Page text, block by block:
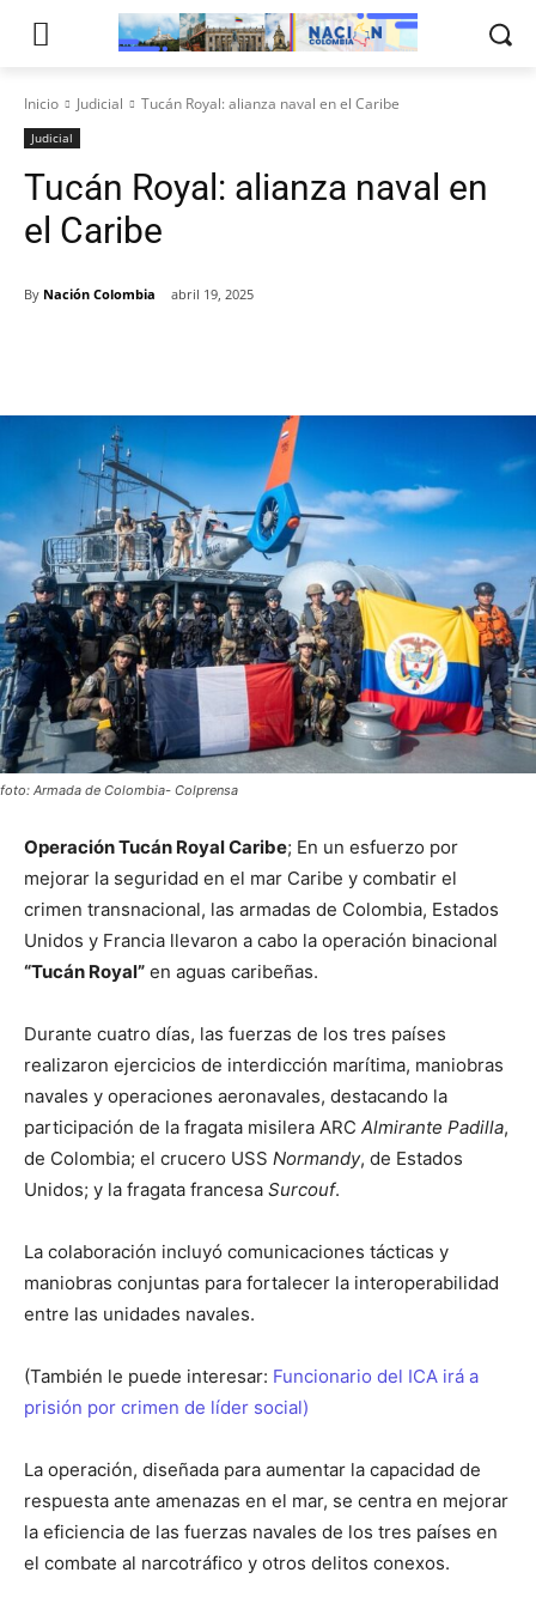
Inicio Judicial Tucán Royal: alianza naval en el Caribe
Judicial
Tucán Royal: alianza naval en
el Caribe
By Nación Colombia abril 19, 2025
foto: Armada de Colombia- Colprensa
Operación Tucán Royal Caribe; En un esfuerzo por
mejorar la seguridad en el mar Caribe y combatir el
crimen transnacional, las armadas de Colombia, Estados
Unidos y Francia llevaron a cabo la operación binacional
“Tucán Royal” en aguas caribeñas.
Durante cuatro días, las fuerzas de los tres países
realizaron ejercicios de interdicción marítima, maniobras
navales y operaciones aeronavales, destacando la
participación de la fragata misilera ARC Almirante Padilla,
de Colombia; el crucero USS Normandy, de Estados
Unidos; y la fragata francesa Surcouf.
La colaboración incluyó comunicaciones tácticas y
maniobras conjuntas para fortalecer la interoperabilidad
entre las unidades navales.
(También le puede interesar: Funcionario del ICA irá a
prisión por crimen de líder social)
La operación, diseñada para aumentar la capacidad de
respuesta ante amenazas en el mar, se centra en mejorar
la eficiencia de las fuerzas navales de los tres países en
el combate al narcotráfico y otros delitos conexos.